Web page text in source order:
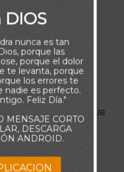
sólo mediante el
lo que a la vista del
las probabilidades.
tenía muy pocas
tomando en cuenta que
uno de los
DIOS
nunca es tan
porque las
porque el dolor
te levanta, porque
los errores te
nadie es perfecto.
Feliz Día."
MENSAJE CORTO
DESCARGA
ANDROID.